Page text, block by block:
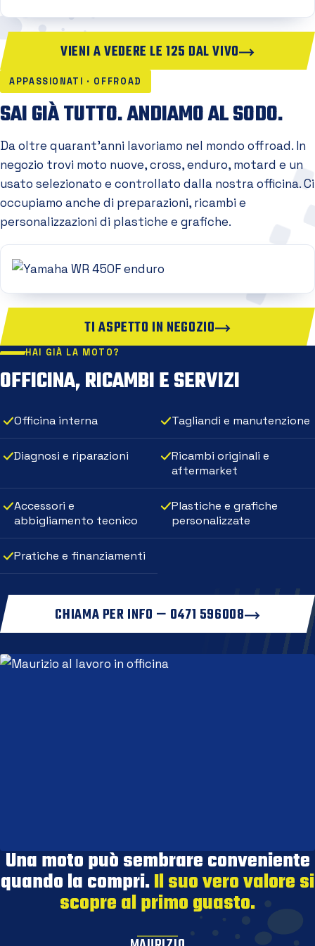
VIENI A VEDERE LE 125 DAL VIVO
APPASSIONATI · OFFROAD
SAI GIÀ TUTTO. ANDIAMO AL SODO.
Da oltre quarant'anni lavoriamo nel mondo offroad. In
negozio trovi moto nuove, cross, enduro, motard e un
usato selezionato e controllato dalla nostra officina. Ci
occupiamo anche di preparazioni, ricambi e
personalizzazioni di plastiche e grafiche.
TI ASPETTO IN NEGOZIO
HAI GIÀ LA MOTO?
OFFICINA, RICAMBI E SERVIZI
Officina interna Tagliandi e manutenzione
Diagnosi e riparazioni
Ricambi originali e
aftermarket
Accessori e
abbigliamento tecnico
Plastiche e grafiche
personalizzate
Pratiche e finanziamenti
CHIAMA PER INFO — 0471 596008
Una moto può sembrare conveniente
quando la compri.Il suo vero valore si
scopre al primo guasto.